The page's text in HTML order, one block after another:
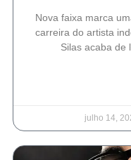
Nova faixa marca
carreira do artista
Silas acaba de
julho 14,